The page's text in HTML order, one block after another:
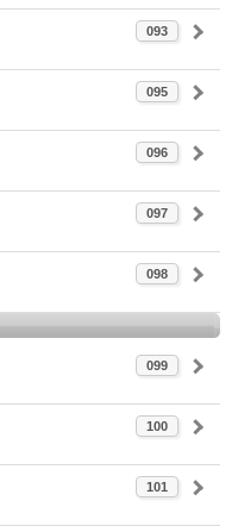
093
095
096
097
098
099
100
101